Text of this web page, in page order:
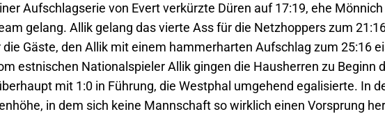
Aufschlagserie von Evert verkürzte Düren auf 17:19, ehe
gelang. Allik gelang das vierte Ass für die Netzhoppers zum
Gäste, den Allik mit einem hammerharten Aufschlag zum 25:16
estnischen Nationalspieler Allik gingen die Hausherren zu Beginn
mit 1:0 in Führung, die Westphal umgehend egalisierte. In
in dem sich keine Mannschaft so wirklich einen Vorsprung